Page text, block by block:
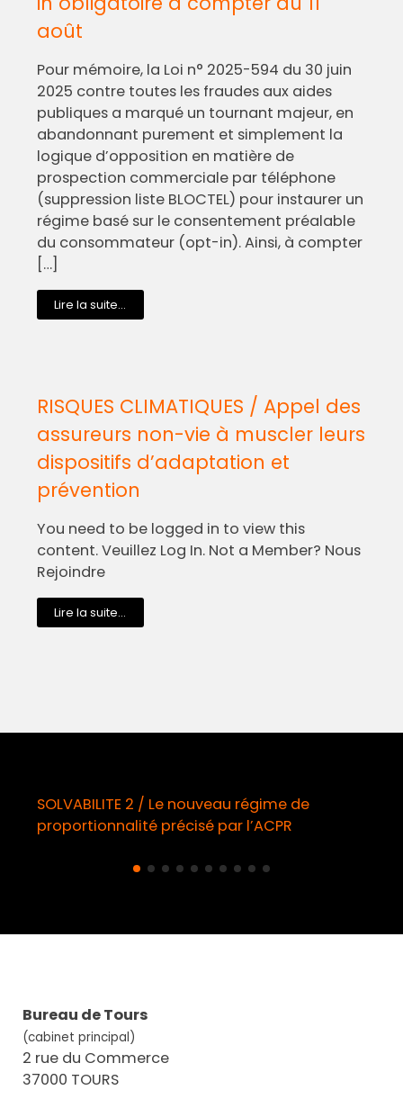
août
Pour mémoire, la Loi n° 2025-594 du 30 juin
2025 contre toutes les fraudes aux aides
publiques a marqué un tournant majeur, en
abandonnant purement et simplement la
logique d’opposition en matière de
prospection commerciale par téléphone
(suppression liste BLOCTEL) pour instaurer un
régime basé sur le consentement préalable
du consommateur (opt-in). Ainsi, à compter
[…]
Lire la suite...
RISQUES CLIMATIQUES / Appel des
assureurs non-vie à muscler leurs
dispositifs d’adaptation et
prévention
You need to be logged in to view this
content. Veuillez Log In. Not a Member? Nous
Rejoindre
Lire la suite...
SOLVABILITE 2 / Le nouveau régime de
proportionnalité précisé par l’ACPR
Bureau de Tours
(cabinet principal)
2 rue du Commerce
37000 TOURS